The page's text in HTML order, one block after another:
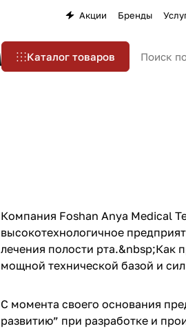
Акции Бренды
Каталог товаров
Компания Foshan Anya Medical
высокотехнологичное
лечения полости рта.&nbsp;Как
мощной технической базой и
С момента своего основания
развитию” при разработке и